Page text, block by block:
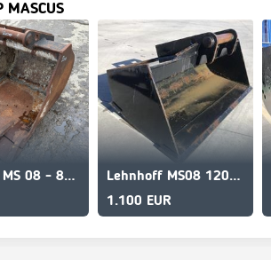
MASCUS
Lehnhoff MS 08 - 800 mm
Lehnhoff MS08 1200mm
1.100 EUR